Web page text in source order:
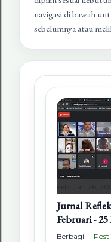
navigasi di bawah
sebelumnya atau
Februari 26,
Jurnal
Februari -
Berbagi